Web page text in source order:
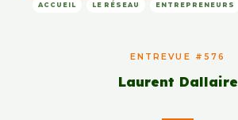
ACCUEIL LE RÉSEAU ENTREPRENEURS
ENTREVUE #576
Laurent Dallaire